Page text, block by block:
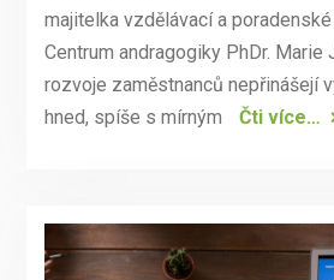
majitelka vzdělávací a
Centrum andragogiky PhDr. Marie
rozvoje zaměstnanců nepřinášejí
hned, spíše s mírným
Čti více…